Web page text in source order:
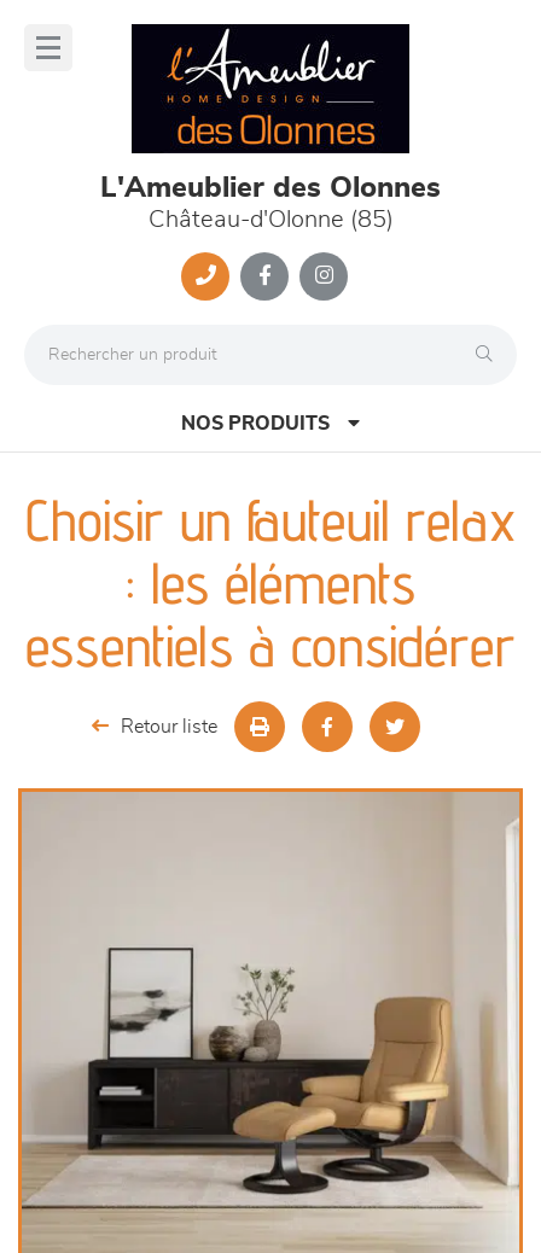
L'Ameublier des Olonnes
Château-d'Olonne (85)
NOS PRODUITS
canapés et fauteuils
chambres et dressing
Choisir un fauteuil relax
: les éléments
essentiels à considérer
Retour liste